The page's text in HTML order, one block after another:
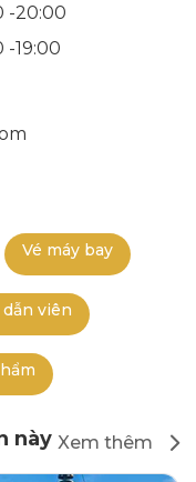
-20:00
-19:00
Vé máy bay
viên
này Xem thêm